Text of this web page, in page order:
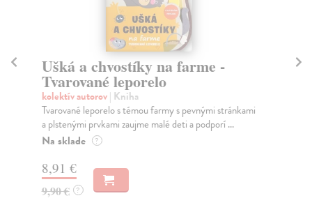
Ušká a chvostíky na farme -
Tvarované leporelo
kolektív autorov| Kniha
Tvarované leporelo s témou farmy s pevnými stránkami
a plstenými prvkami zaujme malé deti a podporí ...
Na sklade ?
8,91 €
9,90 € ?